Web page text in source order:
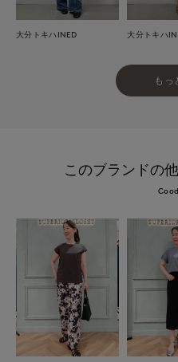
大分トキハINED 大分トキハ
もっ
このブランドの